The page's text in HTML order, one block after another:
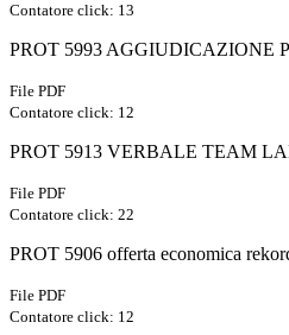
Contatore click: 13
PROT 5993 AGGIUDICAZIONE
File PDF
Contatore click: 12
PROT 5913 VERBALE TEAM
File PDF
Contatore click: 22
PROT 5906 offerta economica
File PDF
Contatore click: 12